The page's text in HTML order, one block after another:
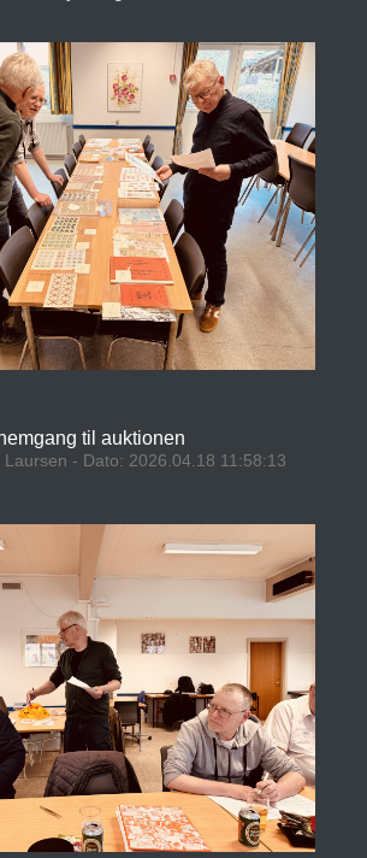
til auktionen
- Dato: 2026.04.18 11:58:13